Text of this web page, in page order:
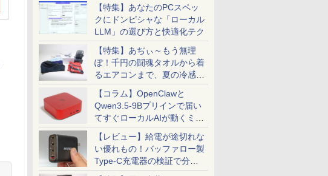
【特集】あなたのPCスペッ
クにドンピシャな「ローカル
LLM」の選び方と快適化テク
【特集】あぢぃ～もう無理
ぽ！千円の闘魂タオルから着
るエアコンまで、夏の冷感グ
ッズ一挙紹介
【コラム】OpenClawと
Qwen3.5-9Bプリインで届い
てすぐローカルAIが動くミニ
PC「SER9 Pro」
【レビュー】給電が途切れな
い優れもの！バッファロー製
Type-C充電器の検証で分か
ったこと